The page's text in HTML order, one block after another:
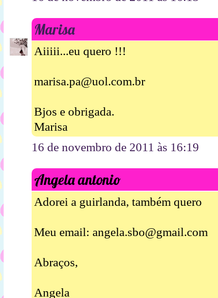
Marisa
Aiiiii...eu quero !!!
marisa.pa@uol.com.br
Bjos e obrigada.
Marisa
16 de novembro de 2011 às 16:19
Angela antonio
Adorei a guirlanda, também quero
Meu email: angela.sbo@gmail.com
Abraços,
Angela